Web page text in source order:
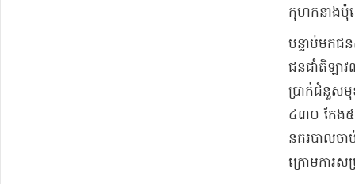
កុហក​នាង​ប៉ុ
បន្ទាប់មក​ជ
ជន​ជាំ​តិ​ឡា
ប្រាក់​ជំនួសមុ
៤៣០ កែង​៥
នគរបាល​ចា
ក្រោម​ការស